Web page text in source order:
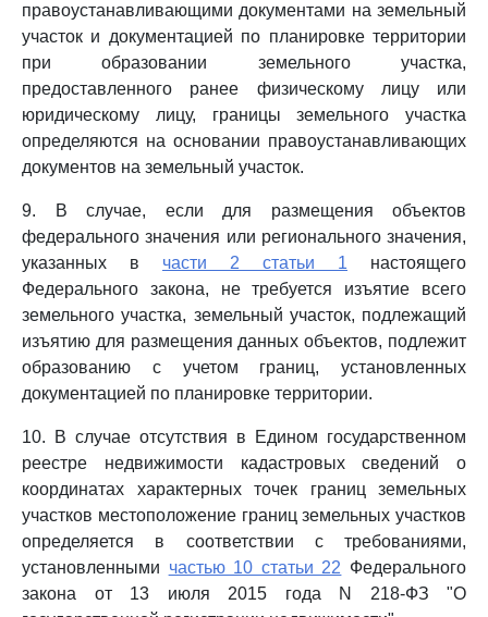
правоустанавливающими документами на земельный
участок и документацией по планировке территории
при образовании земельного участка,
предоставленного ранее физическому лицу или
юридическому лицу, границы земельного участка
определяются на основании правоустанавливающих
документов на земельный участок.
9. В случае, если для размещения объектов
федерального значения или регионального значения,
указанных в части 2 статьи 1 настоящего
Федерального закона, не требуется изъятие всего
земельного участка, земельный участок, подлежащий
изъятию для размещения данных объектов, подлежит
образованию с учетом границ, установленных
документацией по планировке территории.
10. В случае отсутствия в Едином государственном
реестре недвижимости кадастровых сведений о
координатах характерных точек границ земельных
участков местоположение границ земельных участков
определяется в соответствии с требованиями,
установленными частью 10 статьи 22 Федерального
закона от 13 июля 2015 года N 218-ФЗ "О